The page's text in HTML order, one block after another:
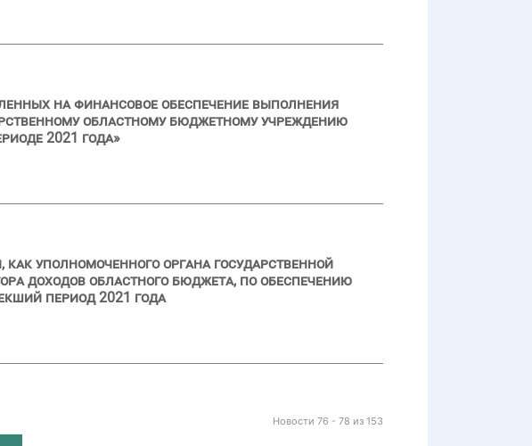
на финансовое обеспечение выполнения
областному бюджетному учреждению
2021 года»
уполномоченного органа государственной
доходов областного бюджета, по обеспечению
период 2021 года
Новости 76 - 78 из 153